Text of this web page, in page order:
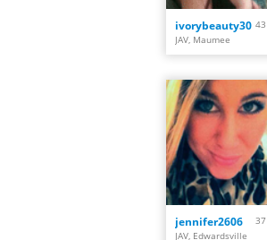
ivorybeauty30 43
JAV, Maumee
jennifer2606
37
JAV, Edwardsville